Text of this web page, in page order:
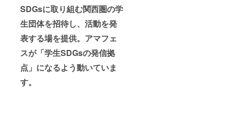
SDGsに取り組む関西圏の学
生団体を招待し、活動を発
表する場を提供。アマフェ
スが「学生SDGsの発信拠
点」になるよう動いていま
す。